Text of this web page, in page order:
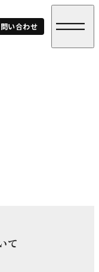
い合わせ
て